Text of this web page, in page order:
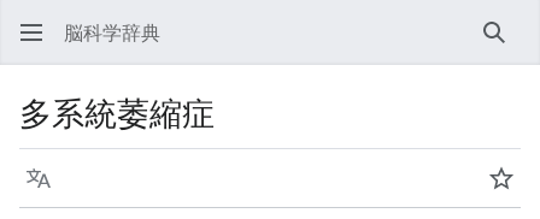
脳科学辞典 検索
多系統萎縮症
言語 ウ